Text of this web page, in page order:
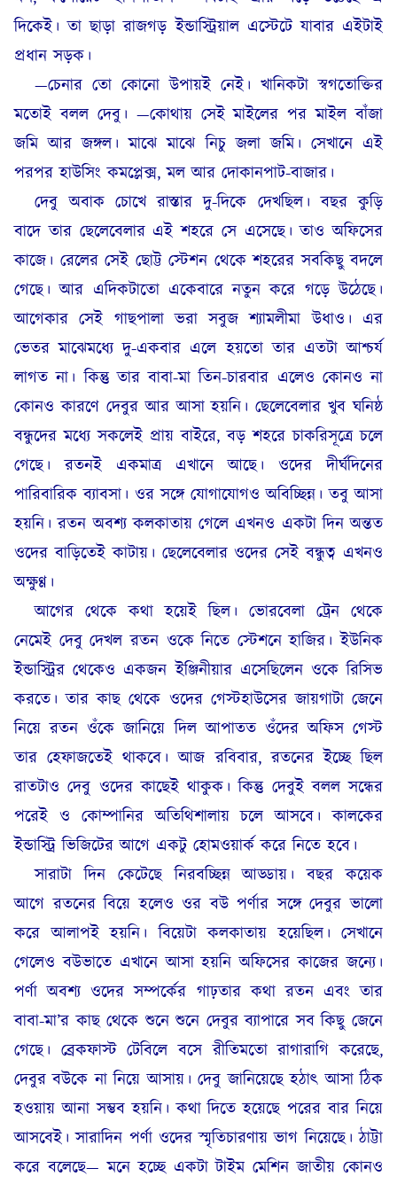
দিকেই। তা ছাড়া রাজগড় ইন্ডাস্ট্রিয়াল এস্টেটে যাবার এইটাই
প্রধান সড়ক।
—চেনার তো কোনো উপায়ই নেই। খানিকটা স্বগতোক্তির
মতোই বলল দেবু। —কোথায় সেই মাইলের পর মাইল বাঁজা
জমি আর জঙ্গল। মাঝে মাঝে নিচু জলা জমি। সেখানে এই
পরপর হাউসিং কমপ্লেক্স, মল আর দোকানপাট-বাজার।
দেবু অবাক চোখে রাস্তার দু-দিকে দেখছিল। বছর কুড়ি
বাদে তার ছেলেবেলার এই শহরে সে এসেছে। তাও অফিসের
কাজে। রেলের সেই ছোট্ট স্টেশন থেকে শহরের সবকিছু বদলে
গেছে। আর এদিকটাতো একেবারে নতুন করে গড়ে উঠেছে।
আগেকার সেই গাছপালা ভরা সবুজ শ্যামলীমা উধাও। এর
ভেতর মাঝেমধ্যে দু-একবার এলে হয়তো তার এতটা আশ্চর্য
লাগত না। কিন্তু তার বাবা-মা তিন-চারবার এলেও কোনও না
কোনও কারণে দেবুর আর আসা হয়নি। ছেলেবেলার খুব ঘনিষ্ঠ
বন্ধুদের মধ্যে সকলেই প্রায় বাইরে, বড় শহরে চাকরিসূত্রে চলে
গেছে। রতনই একমাত্র এখানে আছে। ওদের দীর্ঘদিনের
পারিবারিক ব্যাবসা। ওর সঙ্গে যোগাযোগও অবিচ্ছিন্ন। তবু আসা
হয়নি। রতন অবশ্য কলকাতায় গেলে এখনও একটা দিন অন্তত
ওদের বাড়িতেই কাটায়। ছেলেবেলার ওদের সেই বন্ধুত্ব এখনও
অক্ষুণ্ণ।
আগের থেকে কথা হয়েই ছিল। ভোরবেলা ট্রেন থেকে
নেমেই দেবু দেখল রতন ওকে নিতে স্টেশনে হাজির। ইউনিক
ইন্ডাস্ট্রির থেকেও একজন ইঞ্জিনীয়ার এসেছিলেন ওকে রিসিভ
করতে। তার কাছ থেকে ওদের গেস্টহাউসের জায়গাটা জেনে
নিয়ে রতন ওঁকে জানিয়ে দিল আপাতত ওঁদের অফিস গেস্ট
তার হেফাজতেই থাকবে। আজ রবিবার, রতনের ইচ্ছে ছিল
রাতটাও দেবু ওদের কাছেই থাকুক। কিন্তু দেবুই বলল সন্ধের
পরেই ও কোম্পানির অতিথিশালায় চলে আসবে। কালকের
ইন্ডাস্ট্রি ভিজিটের আগে একটু হোমওয়ার্ক করে নিতে হবে।
সারাটা দিন কেটেছে নিরবচ্ছিন্ন আড্ডায়। বছর কয়েক
আগে রতনের বিয়ে হলেও ওর বউ পর্ণার সঙ্গে দেবুর ভালো
করে আলাপই হয়নি। বিয়েটা কলকাতায় হয়েছিল। সেখানে
গেলেও বউভাতে এখানে আসা হয়নি অফিসের কাজের জন্যে।
পর্ণা অবশ্য ওদের সম্পর্কের গাঢ়তার কথা রতন এবং তার
বাবা-মা’র কাছ থেকে শুনে শুনে দেবুর ব্যাপারে সব কিছু জেনে
গেছে। ব্রেকফাস্ট টেবিলে বসে রীতিমতো রাগারাগি করেছে,
দেবুর বউকে না নিয়ে আসায়। দেবু জানিয়েছে হঠাৎ আসা ঠিক
হওয়ায় আনা সম্ভব হয়নি। কথা দিতে হয়েছে পরের বার নিয়ে
আসবেই। সারাদিন পর্ণা ওদের স্মৃতিচারণায় ভাগ নিয়েছে। ঠাট্টা
করে বলেছে— মনে হচ্ছে একটা টাইম মেশিন জাতীয় কোনও